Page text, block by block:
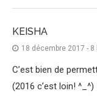
KEISHA
18 décembre 2017 - 8
C’est bien de
(2016 c’est loin! ^_^)